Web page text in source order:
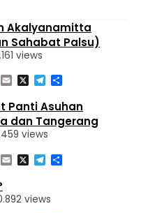
dan
melaksanakan
2024-2027.
Dharma Wijaya,
Akalyanamitta
Sahabat Palsu)
views
Email
X Telegram
Share
Panti Asuhan
dan Tangerang
views
Email
X Telegram
Share
views